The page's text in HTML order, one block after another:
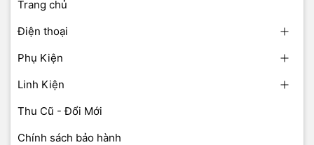
Trang chủ
Điện thoại
Phụ Kiện
Linh Kiện
Thu Cũ - Đổi Mới
Chính sách bảo hành